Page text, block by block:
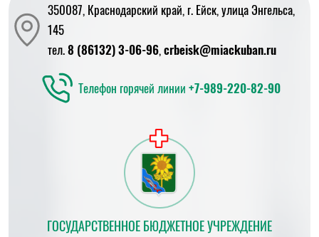
350087, Краснодарский край, г. Ейск, улица Энгельса,
145
тел.8 (86132) 3-06-96,crbeisk@miackuban.ru
Телефон горячей линии +7-989-220-82-90
ГОСУДАРСТВЕННОЕ БЮДЖЕТНОЕ УЧРЕЖДЕНИЕ